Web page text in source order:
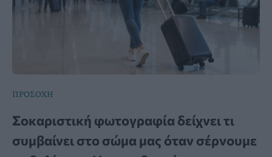
ΠΡΟΣΟΧΗ
Σοκαριστική φωτογραφία δείχνει τι
συμβαίνει στο σώμα μας όταν σέρνουμε